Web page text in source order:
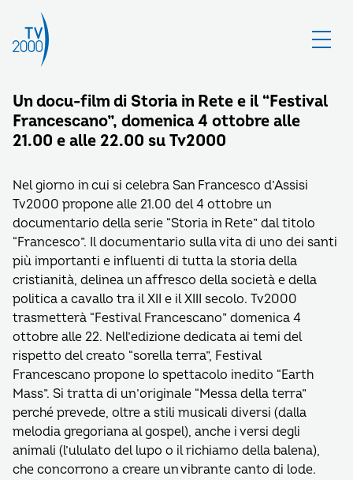
Un docu-film di Storia in Rete e il “Festival
Francescano”, domenica 4 ottobre alle
21.00 e alle 22.00 su Tv2000
Nel giorno in cui si celebra San Francesco d’Assisi
Tv2000 propone alle 21.00 del 4 ottobre un
documentario della serie “Storia in Rete” dal titolo
“Francesco”. Il documentario sulla vita di uno dei santi
più importanti e influenti di tutta la storia della
cristianità, delinea un affresco della società e della
politica a cavallo tra il XII e il XIII secolo. Tv2000
trasmetterà “Festival Francescano” domenica 4
ottobre alle 22. Nell’edizione dedicata ai temi del
rispetto del creato “sorella terra”, Festival
Francescano propone lo spettacolo inedito “Earth
Mass”. Si tratta di un’originale “Messa della terra”
perché prevede, oltre a stili musicali diversi (dalla
melodia gregoriana al gospel), anche i versi degli
animali (l’ululato del lupo o il richiamo della balena),
che concorrono a creare un vibrante canto di lode.